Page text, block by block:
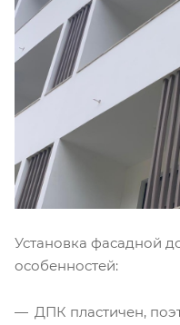
Установка фасадной
особенностей:
ДПК пластичен,